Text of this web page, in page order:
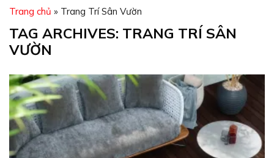
Trang chủ » Trang Trí Sân Vườn
TAG ARCHIVES: TRANG TRÍ SÂN
VƯỜN